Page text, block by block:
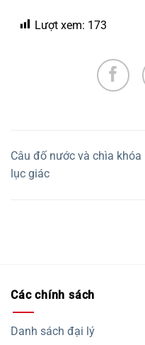
Lượt xem: 173
Câu đố nước và chìa khóa
lục giác
Các chính sách
Danh sách đại lý